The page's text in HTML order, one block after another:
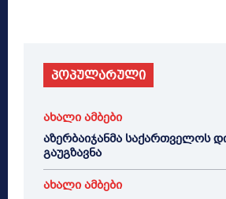
პოპულარული
ახალი ამბები
აზერბაიჯანმა საქართველოს
გაუგზავნა
ახალი ამბები